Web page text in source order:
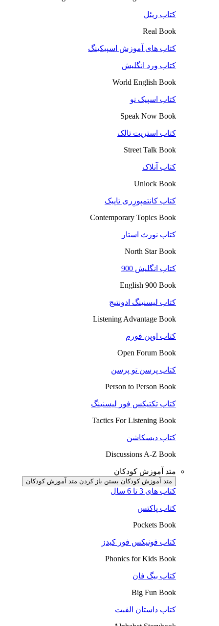
کتاب ریئل
Real Book
کتاب های آموزش اسپیکینگ
کتاب ورد انگلیش
World English Book
کتاب اسپیک نو
Speak Now Book
کتاب استریت تالک
Street Talk Book
کتاب آنلاک
Unlock Book
کتاب کانتمپورِری تاپیک
Contemporary Topics Book
کتاب نورث استار
North Star Book
کتاب انگلیش 900
English 900 Book
کتاب لیسنینگ ادونتیج
Listening Advantage Book
کتاب اوپن فورم
Open Forum Book
کتاب پرسن تو پرسن
Person to Person Book
کتاب تکتیکس فور لیسنینگ
Tactics For Listening Book
کتاب دیسکاشن
Discussions A-Z Book
متد آموزش کودکان
متد آموزش کودکان بستن باز کردن متد آموزش کودکان
کتاب های 3 تا 6 سال
کتاب پاکتس
Pockets Book
کتاب فونیکس فور کیدز
Phonics for Kids Book
کتاب بیگ فان
Big Fun Book
کتاب داستان الفبت